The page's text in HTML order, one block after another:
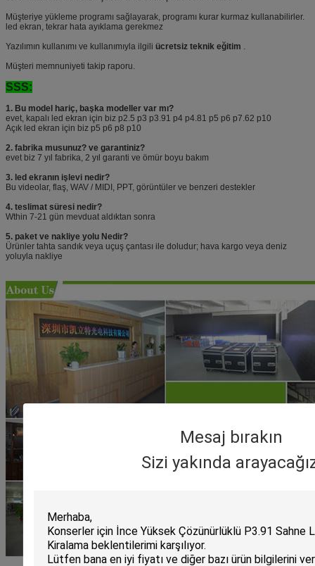
Mesaj bırakın
Sizi yakında
Müşteriye yükleme programı sağlayarak, programı kurar kurmaz kullanabilirler.
led ekran, tekrar hata ayıklama gerekmez
Yazılımın kullanımı ve kullanımıyla ilgili ücretsiz teknik eğitim .
Müşteri memnuniyeti takip raporu.
SSS:
1. Bu model hariç, başka modeller var mı?
evet, kapalı led ekran için biz p2.5 p3 p3.91 p4 p4.81 p5 p6 p7.62 p10
Açık led ekran için biz p5 p6 p8 p10
2. fabrika musunuz? ve garantiniz?
evet biz 7 yıl fabrika, 2 yıl garanti ve ömür boyu bakım
3. led ekranın işlevi nedir?
Bu videolar, flaş, WAV / MIDI, PPT, görüntüler ve benzeri destekler
4. teslimat süresi nedir?
Wthin 7-21 gün mevduat aldıktan sonra
5. paket ve nakliye yolu Nedir?
Ürünler tahta sandık veya uçuş çantası ile doludur; hava kargo veya deniz
yoluyla nakliye